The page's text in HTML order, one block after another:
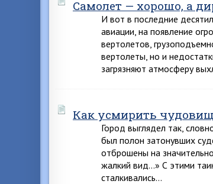
Самолет — хорошо, а
И вот в последние
авиации, на появление
вертолетов,
вертолеты, но и
загрязняют атмосферу
Как усмирить
Город выглядел так,
был полон затонувших
отброшены на
жалкий вид…» С этими
сталкивались…